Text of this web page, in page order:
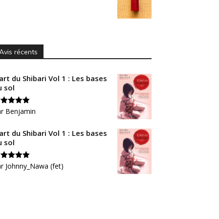
récents
du Shibari Vol 1 : Les bases
sol
5sur
Benjamin
du Shibari Vol 1 : Les bases
sol
5sur
Johnny_Nawa (fet)